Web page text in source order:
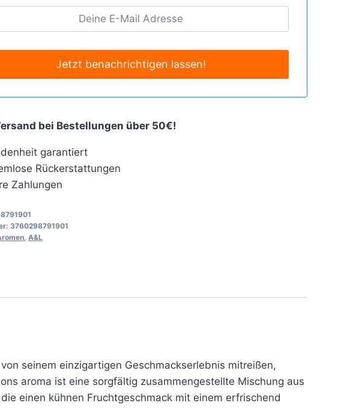
bei Bestellungen über 50€!
garantiert
Rückerstattungen
Zahlungen
3760298791901
A&L
seinem einzigartigen Geschmackserlebnis mitreißen,
aroma ist eine sorgfältig zusammengestellte Mischung aus
einen kühnen Fruchtgeschmack mit einem erfrischend